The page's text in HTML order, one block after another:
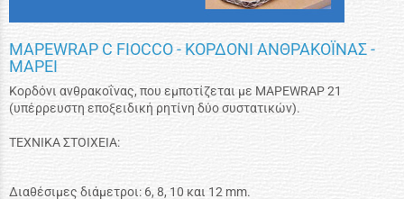
MAPEWRAP C FIOCCO - ΚΟΡΔΟΝΙ ΑΝΘΡΑΚΟΪΝΑΣ -
MAPEI
Κορδόνι ανθρακοΐνας, που εμποτίζεται με MAPEWRAP 21
(υπέρρευστη εποξειδική ρητίνη δύο συστατικών).
ΤΕΧΝΙΚΑ ΣΤΟΙΧΕΙΑ:
Διαθέσιμες διάμετροι: 6, 8, 10 και 12 mm.